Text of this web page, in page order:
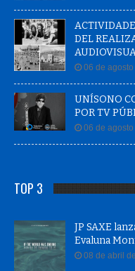
DEL
06 de agosto
UNÍSONO
POR TV
06 de agosto
TOP 3
JP SAXE
Evaluna
08 de abril